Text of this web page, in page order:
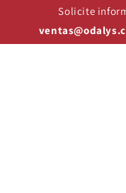
Solicite